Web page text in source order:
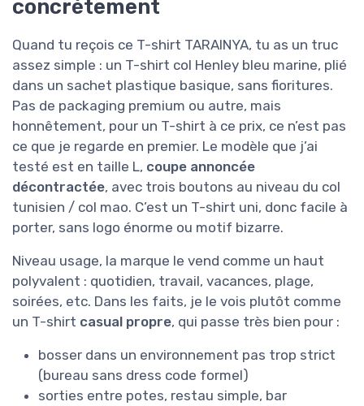
concrètement
Quand tu reçois ce T-shirt TARAINYA, tu as un truc
assez simple : un T-shirt col Henley bleu marine, plié
dans un sachet plastique basique, sans fioritures.
Pas de packaging premium ou autre, mais
honnêtement, pour un T-shirt à ce prix, ce n’est pas
ce que je regarde en premier. Le modèle que j’ai
testé est en taille L, coupe annoncée
décontractée, avec trois boutons au niveau du col
tunisien / col mao. C’est un T-shirt uni, donc facile à
porter, sans logo énorme ou motif bizarre.
Niveau usage, la marque le vend comme un haut
polyvalent : quotidien, travail, vacances, plage,
soirées, etc. Dans les faits, je le vois plutôt comme
un T-shirt casual propre, qui passe très bien pour :
bosser dans un environnement pas trop strict
(bureau sans dress code formel)
sorties entre potes, restau simple, bar